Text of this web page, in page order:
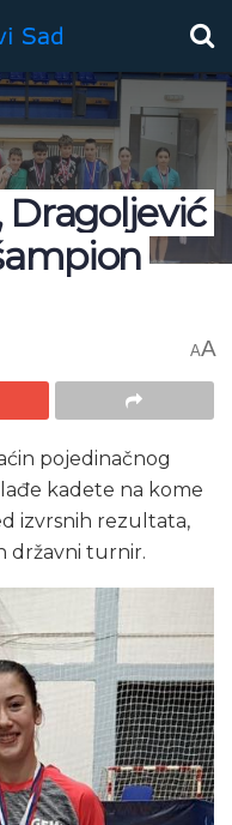
Dragoljević
AA
pojedinačnog
kadete na kome
izvrsnih rezultata,
državni turnir.